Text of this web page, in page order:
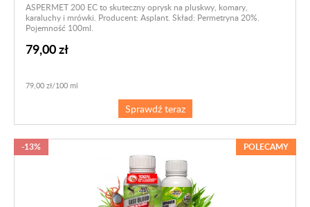
ASPERMET 200 EC to skuteczny oprysk na pluskwy, komary,
karaluchy i mrówki. Producent: Asplant. Skład: Permetryna 20%.
Pojemność 100ml.
79,00 zł
79,00 zł/100 ml
Sprawdź teraz
-13% POLECAMY